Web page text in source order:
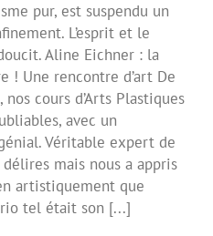
pur, est suspendu un
L’esprit et le
Aline Eichner : la
! Une rencontre d’art De
cours d’Arts Plastiques
avec un
Véritable expert de
délires mais nous a appris
artistiquement que
tel était son [...]